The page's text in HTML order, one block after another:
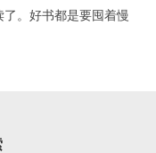
。好书都是要囤着慢